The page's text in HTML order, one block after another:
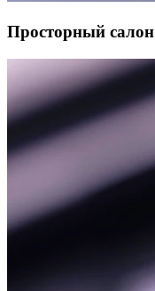
Просторный салон